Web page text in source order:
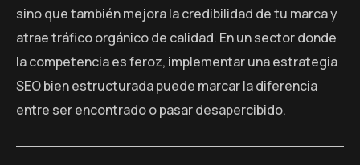
sino que también mejora la credibilidad de tu marca y
atrae tráfico orgánico de calidad. En un sector donde
la competencia es feroz, implementar una estrategia
SEO bien estructurada puede marcar la diferencia
entre ser encontrado o pasar desapercibido.